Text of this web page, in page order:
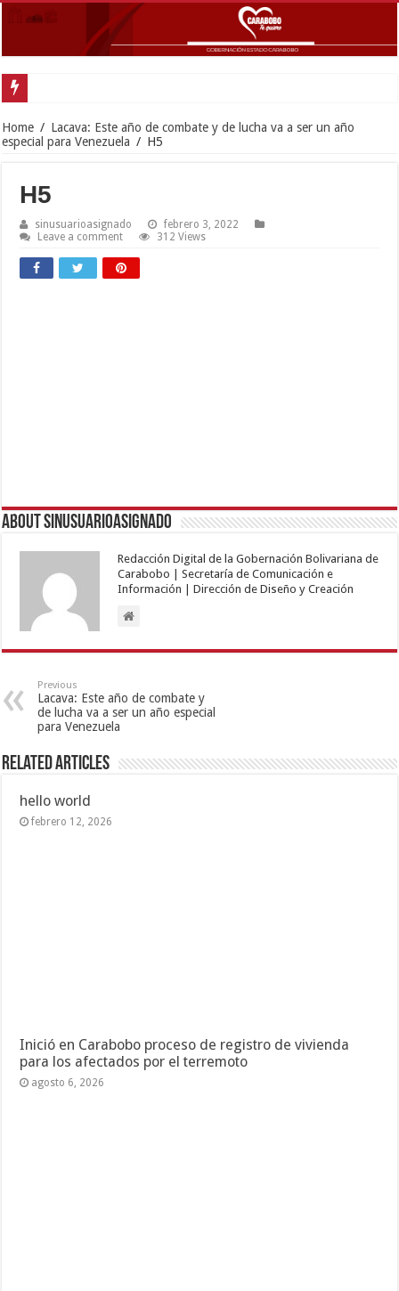
Home / Lacava: Este año de combate y de lucha va a ser un año
especial para Venezuela / H5
H5
sinusuarioasignado
febrero 3, 2022
Leave a comment
312 Views
About sinusuarioasignado
Redacción Digital de la Gobernación Bolivariana de
Carabobo | Secretaría de Comunicación e
Información | Dirección de Diseño y Creación
Previous
Lacava: Este año de combate y
de lucha va a ser un año especial
para Venezuela
Related Articles
hello world
febrero 12, 2026
Inició en Carabobo proceso de registro de vivienda
para los afectados por el terremoto
agosto 6, 2026